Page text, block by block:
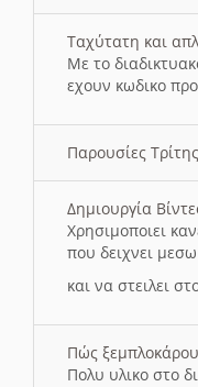
Ταχύτατη και
Με το
εχουν κωδικο
Παρουσίες
Δημιουργία
Χρησιμοποιει
που δειχνει
και να στειλει
Πώς
Πολυ υλικο στο